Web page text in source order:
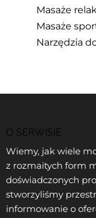
Masaże
Masaże
Narzędzia
O SERWISIE
Wiemy, jak wiele
z rozmaitych form
doświadczonych
stworzyliśmy
informowanie o